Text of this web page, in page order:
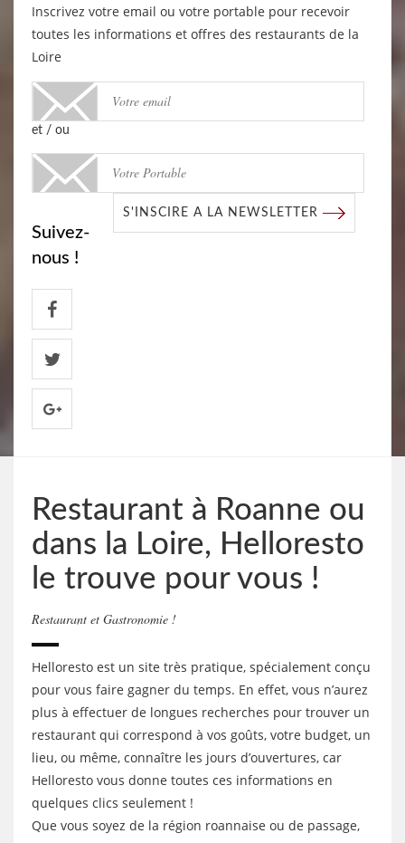
Inscrivez votre email ou votre portable pour recevoir
toutes les informations et offres des restaurants de la
Loire
et / ou
S'INSCIRE A LA NEWSLETTER
Suivez-
nous !
Restaurant à Roanne ou
dans la Loire, Helloresto
le trouve pour vous !
Restaurant et Gastronomie !
Helloresto est un site très pratique, spécialement conçu
pour vous faire gagner du temps. En effet, vous n’aurez
plus à effectuer de longues recherches pour trouver un
restaurant qui correspond à vos goûts, votre budget, un
lieu, ou même, connaître les jours d’ouvertures, car
Helloresto vous donne toutes ces informations en
quelques clics seulement !
Que vous soyez de la région roannaise ou de passage,